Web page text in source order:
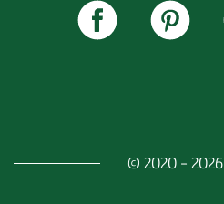
© 2020 - 2026